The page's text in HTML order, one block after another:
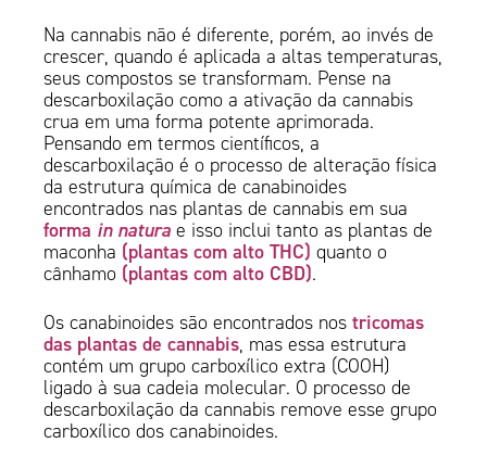
Na cannabis não é diferente, porém, ao invés de
crescer, quando é aplicada a altas temperaturas,
seus compostos se transformam. Pense na
descarboxilação como a ativação da cannabis
crua em uma forma potente aprimorada.
Pensando em termos científicos, a
descarboxilação é o processo de alteração física
da estrutura química de canabinoides
encontrados nas plantas de cannabis em sua
forma in natura e isso inclui tanto as plantas de
maconha (plantas com alto THC) quanto o
cânhamo (plantas com alto CBD).
Os canabinoides são encontrados nostricomas
das plantas de cannabis, mas essa estrutura
contém um grupo carboxílico extra (COOH)
ligado à sua cadeia molecular. O processo de
descarboxilação da cannabis remove esse grupo
carboxílico dos canabinoides.